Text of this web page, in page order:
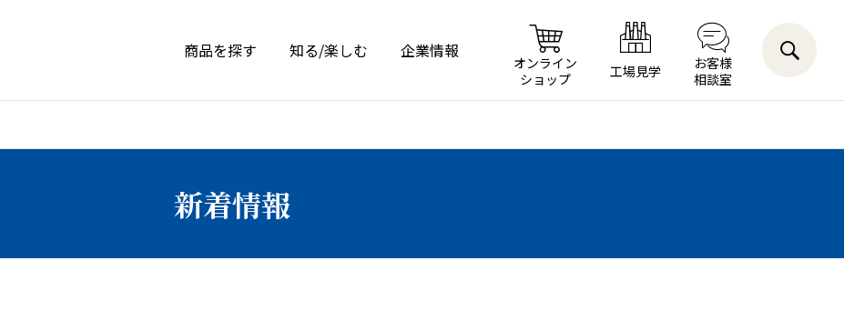
商品を探す 知る/楽しむ 企業情報
オンライン
ショップ
工場見学
お客様
相談室
新着情報